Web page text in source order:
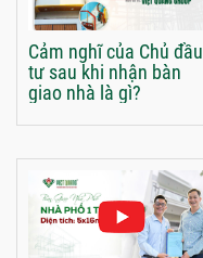
Cảm nghĩ của Chủ đầu
tư sau khi nhận bàn
giao nhà là gì?